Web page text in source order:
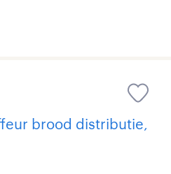
brood distributie,